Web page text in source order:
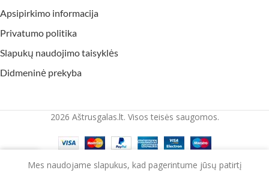
Apsipirkimo informacija
Privatumo politika
Slapukų naudojimo taisyklės
Didmeninė prekyba
2026 Aštrusgalas.lt. Visos teisės saugomos.
Mes naudojame slapukus, kad pagerintume jūsų patirtį